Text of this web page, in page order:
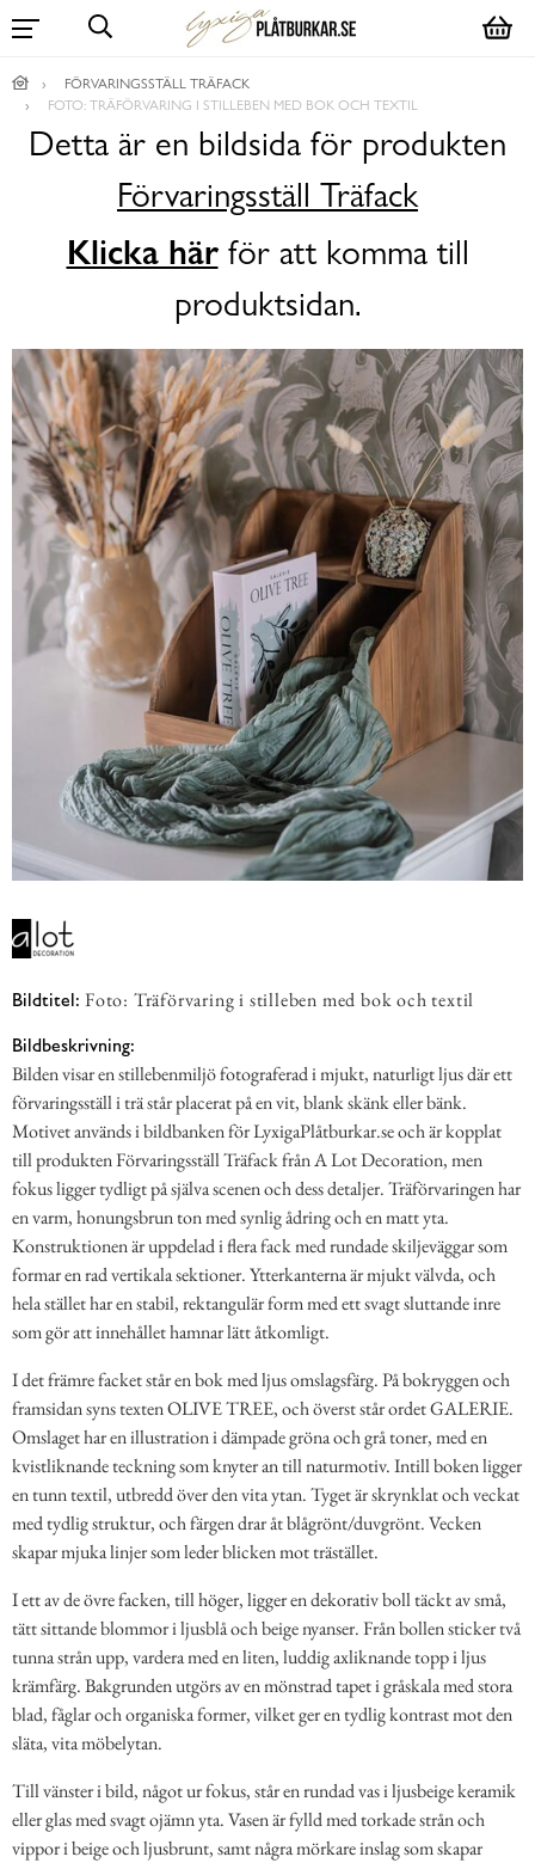
FÖRVARINGSSTÄLL TRÄFACK
FOTO: TRÄFÖRVARING I STILLEBEN MED BOK OCH TEXTIL
Detta är en bildsida för produkten
Förvaringsställ Träfack
Klicka härför att komma till
produktsidan.
Bildtitel: Foto: Träförvaring i stilleben med bok och textil
Bildbeskrivning:
Bilden visar en stillebenmiljö fotograferad i mjukt, naturligt ljus där ett
förvaringsställ i trä står placerat på en vit, blank skänk eller bänk.
Motivet används i bildbanken för LyxigaPlåtburkar.se och är kopplat
till produkten Förvaringsställ Träfack från A Lot Decoration, men
fokus ligger tydligt på själva scenen och dess detaljer. Träförvaringen har
en varm, honungsbrun ton med synlig ådring och en matt yta.
Konstruktionen är uppdelad i flera fack med rundade skiljeväggar som
formar en rad vertikala sektioner. Ytterkanterna är mjukt välvda, och
hela stället har en stabil, rektangulär form med ett svagt sluttande inre
som gör att innehållet hamnar lätt åtkomligt.
I det främre facket står en bok med ljus omslagsfärg. På bokryggen och
framsidan syns texten OLIVE TREE, och överst står ordet GALERIE.
Omslaget har en illustration i dämpade gröna och grå toner, med en
kvistliknande teckning som knyter an till naturmotiv. Intill boken ligger
en tunn textil, utbredd över den vita ytan. Tyget är skrynklat och veckat
med tydlig struktur, och färgen drar åt blågrönt/duvgrönt. Vecken
skapar mjuka linjer som leder blicken mot trästället.
I ett av de övre facken, till höger, ligger en dekorativ boll täckt av små,
tätt sittande blommor i ljusblå och beige nyanser. Från bollen sticker två
tunna strån upp, vardera med en liten, luddig axliknande topp i ljus
krämfärg. Bakgrunden utgörs av en mönstrad tapet i gråskala med stora
blad, fåglar och organiska former, vilket ger en tydlig kontrast mot den
släta, vita möbelytan.
Till vänster i bild, något ur fokus, står en rundad vas i ljusbeige keramik
eller glas med svagt ojämn yta. Vasen är fylld med torkade strån och
vippor i beige och ljusbrunt, samt några mörkare inslag som skapar